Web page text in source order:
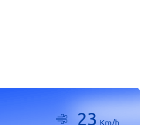
23 Km/h